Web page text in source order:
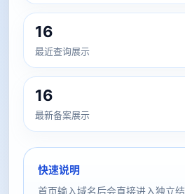
16
最近查询展示
16
最新备案展示
快速说明
首页输入域名后会直接进入独立